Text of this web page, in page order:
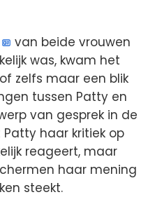
van beide vrouwen
was, kwam het
zelfs maar een blik
tussen Patty en
van gesprek in de
haar kritiek op
reageert, maar
haar mening
steekt.